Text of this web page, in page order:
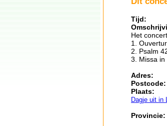
Tijd:
Het
1.
2. Psalm
3. Missa in
Adres:
Postcode:
Plaats:
Dagje uit in
Provincie: